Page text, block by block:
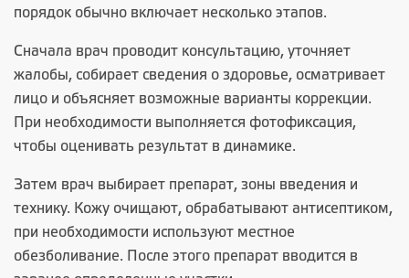
порядок обычно включает несколько этапов.
Сначала врач проводит консультацию, уточняет
жалобы, собирает сведения о здоровье, осматривает
лицо и объясняет возможные варианты коррекции.
При необходимости выполняется фотофиксация,
чтобы оценивать результат в динамике.
Затем врач выбирает препарат, зоны введения и
технику. Кожу очищают, обрабатывают антисептиком,
при необходимости используют местное
обезболивание. После этого препарат вводится в